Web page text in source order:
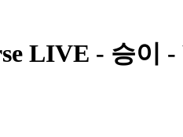
LIVE - 승이